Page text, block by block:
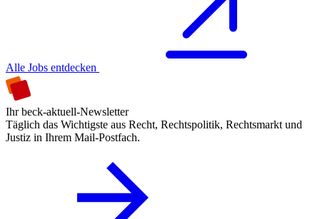
Alle Jobs entdecken
Ihr beck-aktuell-Newsletter
Täglich das Wichtigste aus Recht, Rechtspolitik, Rechtsmarkt und
Justiz in Ihrem Mail-Postfach.